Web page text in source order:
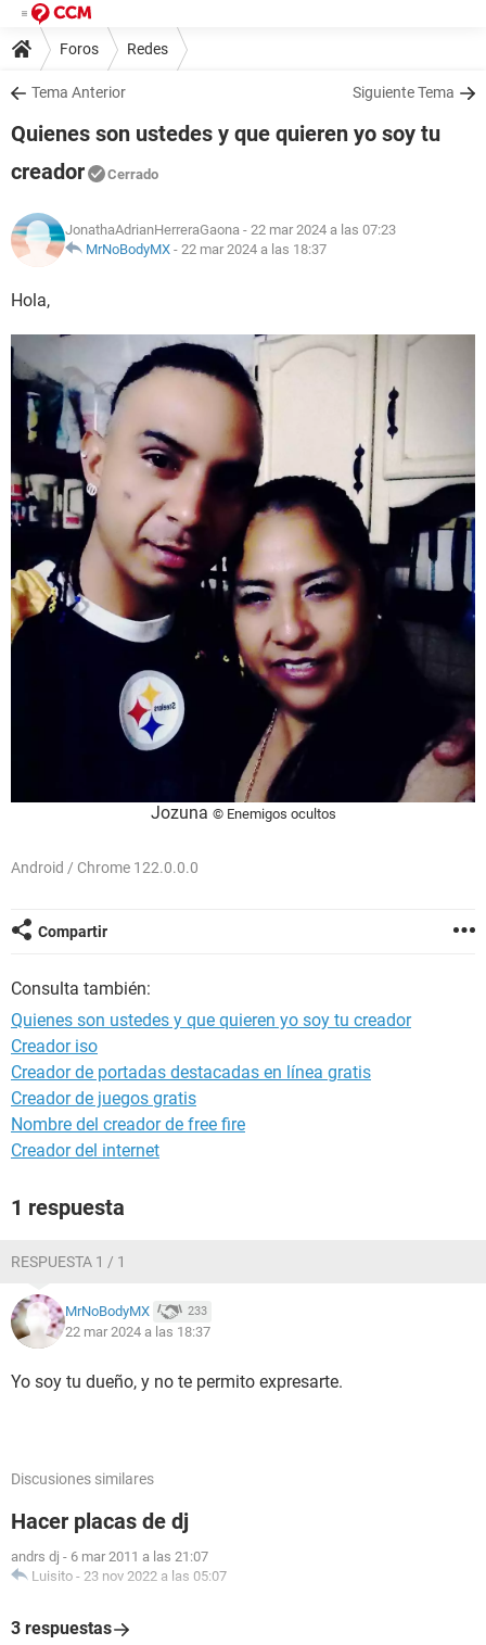
Foros Redes
Tema Anterior Siguiente Tema
Quienes son ustedes y que quieren yo soy tu
creador
Cerrado
JonathaAdrianHerreraGaona - 22 mar 2024 a las 07:23
MrNoBodyMX - 22 mar 2024 a las 18:37
Hola,
Jozuna © Enemigos ocultos
Android / Chrome 122.0.0.0
Compartir
Consulta también:
Quienes son ustedes y que quieren yo soy tu creador
Creador iso
Creador de portadas destacadas en línea gratis
Creador de juegos gratis
Nombre del creador de free fire
Creador del internet
1 respuesta
RESPUESTA 1 / 1
MrNoBodyMX 233
22 mar 2024 a las 18:37
Yo soy tu dueño, y no te permito expresarte.
Discusiones similares
Hacer placas de dj
andrs dj - 6 mar 2011 a las 21:07
Luisito - 23 nov 2022 a las 05:07
3 respuestas